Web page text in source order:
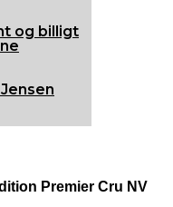
og billigt
Premier Cru NV